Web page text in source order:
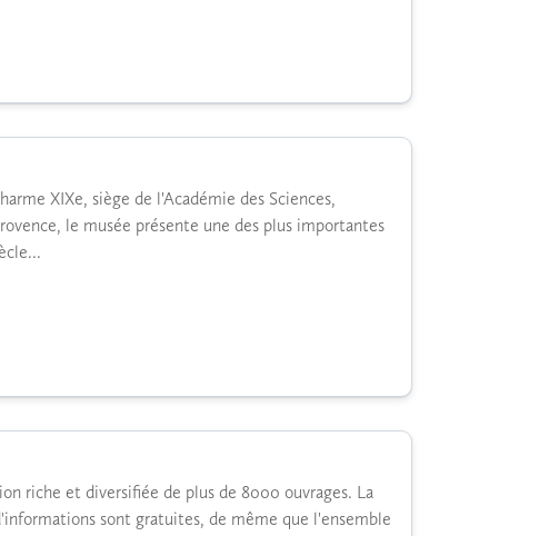
XIXe, siège de l'Académie des Sciences,
le musée présente une des plus importantes
riche et diversifiée de plus de 8000 ouvrages. La
sont gratuites, de même que l'ensemble